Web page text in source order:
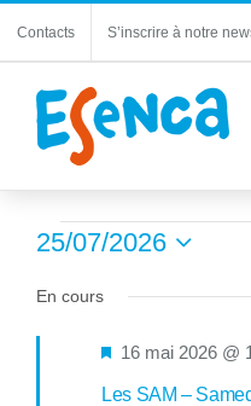
Contacts S’inscrire à notre
Évènements
for
25
juillet
25/07/2026
une
En cours
Les SAM –
Mis
en
16 mai 2026 @